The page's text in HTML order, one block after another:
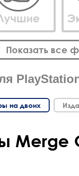
Показать все
на двоих
Merge